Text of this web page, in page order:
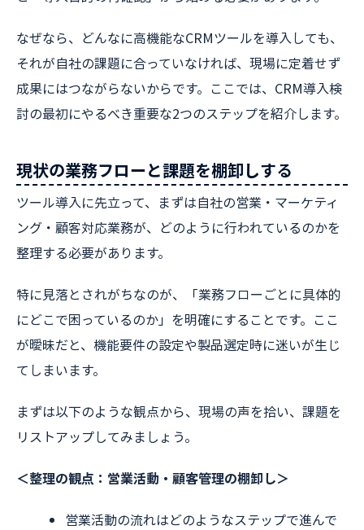
なぜなら、どんなに高機能なCRMツールを導入しても、
それが自社の課題に合っていなければ、現場に定着せず
成果にはつながらないからです。ここでは、CRM導入検
討の最初にやるべき重要な2つのステップを紹介します。
現状の業務フローと課題を棚卸しする
ツール導入に先立って、まずは自社の営業・マーケティ
ング・顧客対応業務が、どのように行われているのかを
整理する必要があります。
特に見落とされがちなのが、「業務フローごとに具体的
にどこで困っているのか」を明確にすることです。ここ
が曖昧だと、機能要件の設定や製品選定時に迷いが生じ
てしまいます。
まずは以下のような観点から、現場の声を拾い、課題を
リストアップしてみましょう。
＜整理の観点：営業活動・顧客管理の棚卸し＞
営業活動の流れはどのようなステップで進んで